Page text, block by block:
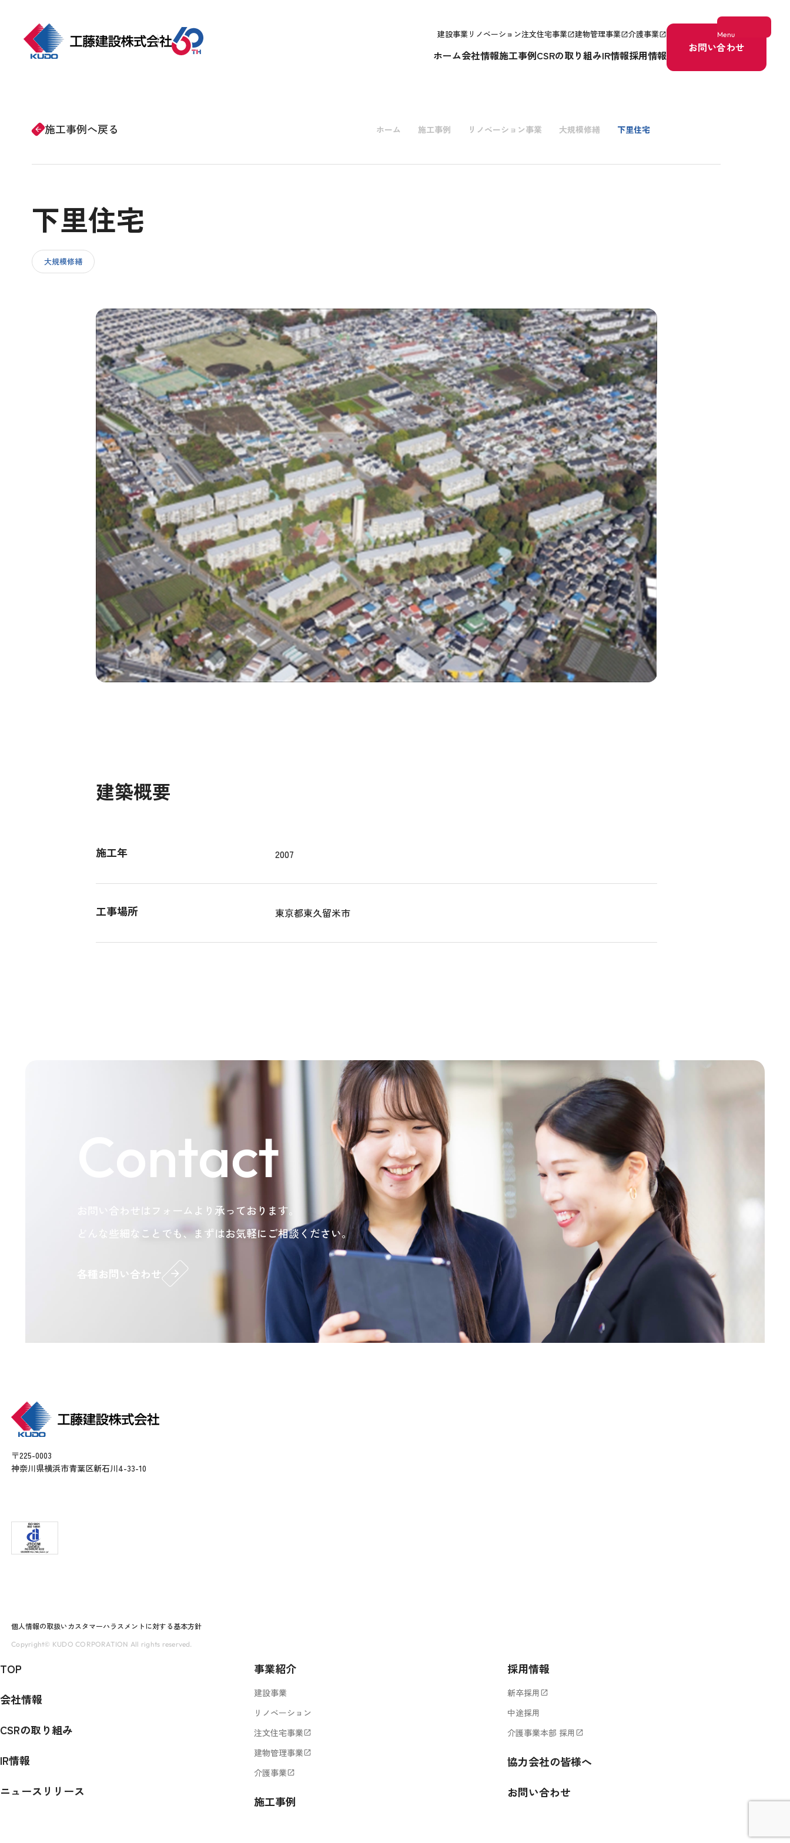
Menu
施工事例
CSRの取り組み
お問い合わせ
建設事業 リノベーション注文住宅事業open_in_new建物管理事業open_in_new介護事業open_in_new
ホーム会社情報施工事例CSRの取り組みIR情報採用情報
お問い合わせ
arrow_forward 施工事例へ戻る ホーム 施工事例 リノベーション事業 大規模修繕 下里住宅
下里住宅
大規模修繕
建築概要
施工年 2007
工事場所 東京都東久留米市
Contact
お問い合わせはフォームより承っております。
どんな些細なことでも、まずはお気軽にご相談ください。
各種お問い合わせ arrow_forward
〒225-0003
神奈川県横浜市青葉区新石川4-33-10
個人情報の取扱い カスタマーハラスメントに対する基本方針
Copyright© KUDO CORPORATION All rights reserved.
TOP
会社情報
CSRの取り組み
IR情報
ニュースリリース
事業紹介
建設事業
リノベーション
注文住宅事業open_in_new
建物管理事業open_in_new
介護事業open_in_new
施工事例
採用情報
新卒採用 open_in_new
中途採用
介護事業本部 採用 open_in_new
協力会社の皆様へ
お問い合わせ